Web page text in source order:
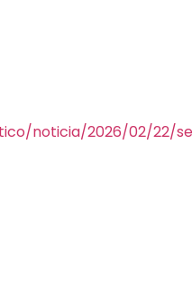
noticia/2026/02/22/